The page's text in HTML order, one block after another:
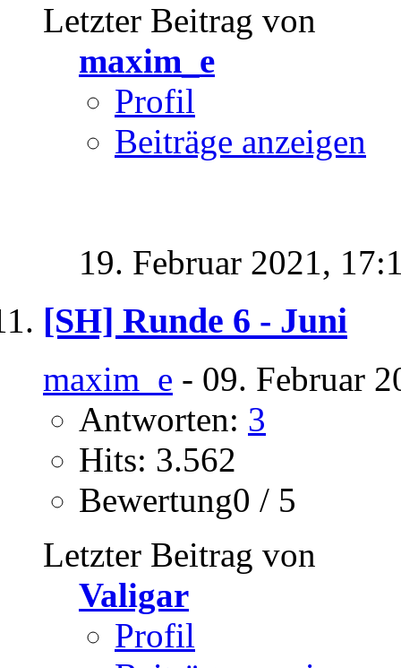
Letzter Beitrag von
maxim_e
Profil
Beiträge anzeigen
19. Februar 2021,
[SH] Runde 6 - Juni
maxim_e - 09. Februar
Antworten: 3
Hits: 3.562
Bewertung0 / 5
Letzter Beitrag von
Valigar
Profil